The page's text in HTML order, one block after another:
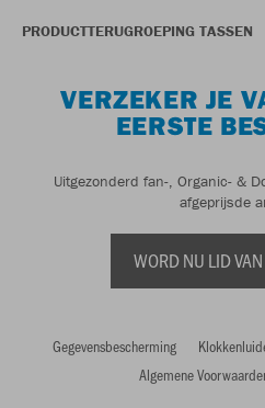
PRODUCTTERUGROEPING TASSEN
VERZEKER JE
EERSTE
Uitgezonderd fan-, Organic- &
afgeprijsde
WORD NU LID
Gegevensbescherming
Algemene